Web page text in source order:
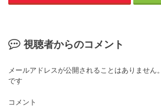
視聴者からのコメント
メールアドレスが公開されることはありません。
です
コメント